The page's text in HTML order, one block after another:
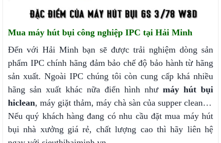
Mua máy hút bụi công nghiệp IPC tại Hải Minh
Đến với Hải Minh bạn sẽ được trải nghiệm dòng sản
phẩm IPC chính hãng đảm bảo chế độ bảo hành từ hãng
sản xuất. Ngoài IPC chúng tôi còn cung cấp khá nhiều
hãng sản xuất khác nữa điển hình như máy hút bụi
hiclean, máy giặt thảm, máy chà sàn của supper clean…
Nếu quý khách hàng đang có nhu cầu đặt mua máy hút
bụi nhà xưởng giá rẻ, chất lượng cao thì hãy liên hệ